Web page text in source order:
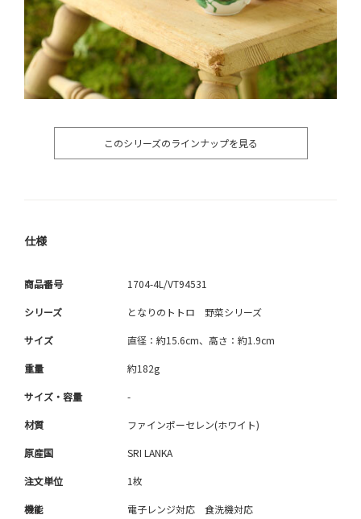
このシリーズのラインナップを見る
仕様
商品番号 1704-4L/VT94531
シリーズ となりのトトロ 野菜シリーズ
サイズ 直径：約15.6cm、高さ：約1.9cm
重量 約182g
サイズ・容量 -
材質 ファインポーセレン(ホワイト)
原産国 SRI LANKA
注文単位 1枚
機能 電子レンジ対応 食洗機対応